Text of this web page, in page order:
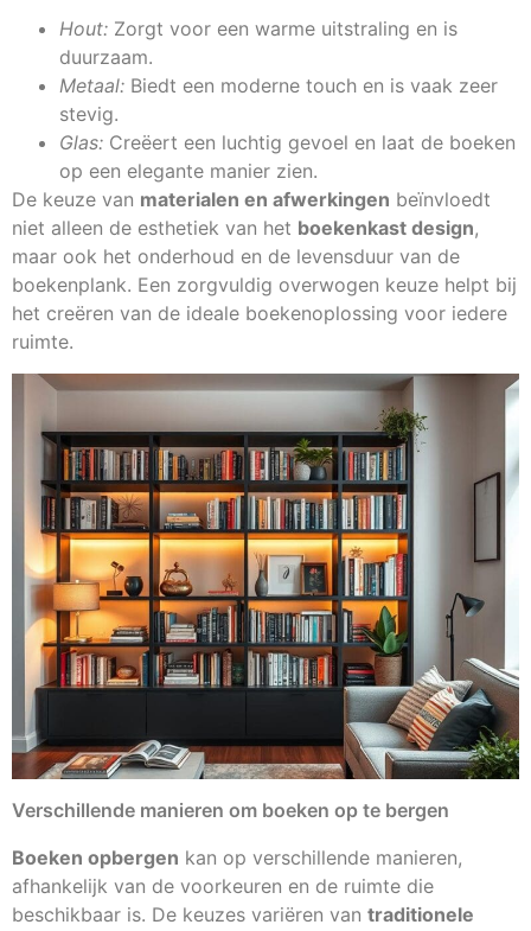
Hout: Zorgt voor een warme uitstraling en is
duurzaam.
Metaal: Biedt een moderne touch en is vaak zeer
stevig.
Glas: Creëert een luchtig gevoel en laat de boeken
op een elegante manier zien.
De keuze van materialen en afwerkingen beïnvloedt
niet alleen de esthetiek van het boekenkast design,
maar ook het onderhoud en de levensduur van de
boekenplank. Een zorgvuldig overwogen keuze helpt bij
het creëren van de ideale boekenoplossing voor iedere
ruimte.
Verschillende manieren om boeken op te bergen
Boeken opbergen kan op verschillende manieren,
afhankelijk van de voorkeuren en de ruimte die
beschikbaar is. De keuzes variëren van traditionele